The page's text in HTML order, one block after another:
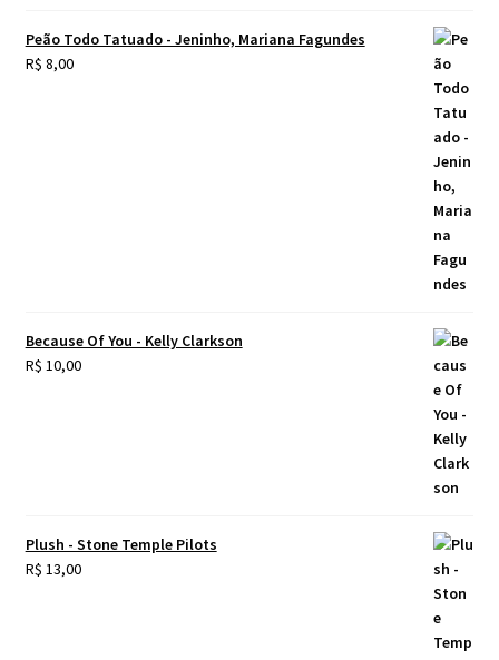
Peão Todo Tatuado - Jeninho, Mariana Fagundes
R$ 8,00
Because Of You - Kelly Clarkson
R$ 10,00
Plush - Stone Temple Pilots
R$ 13,00